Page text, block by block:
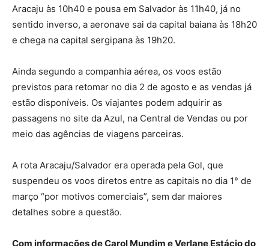
Aracaju às 10h40 e pousa em Salvador às 11h40, já no
sentido inverso, a aeronave sai da capital baiana às 18h20
e chega na capital sergipana às 19h20.
Ainda segundo a companhia aérea, os voos estão
previstos para retomar no dia 2 de agosto e as vendas já
estão disponíveis. Os viajantes podem adquirir as
passagens no site da Azul, na Central de Vendas ou por
meio das agências de viagens parceiras.
A rota Aracaju/Salvador era operada pela Gol, que
suspendeu os voos diretos entre as capitais no dia 1° de
março “por motivos comerciais”, sem dar maiores
detalhes sobre a questão.
Com informações de Carol Mundim e Verlane Estácio do